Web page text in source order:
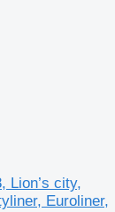
Lion’s city,
Euroliner,